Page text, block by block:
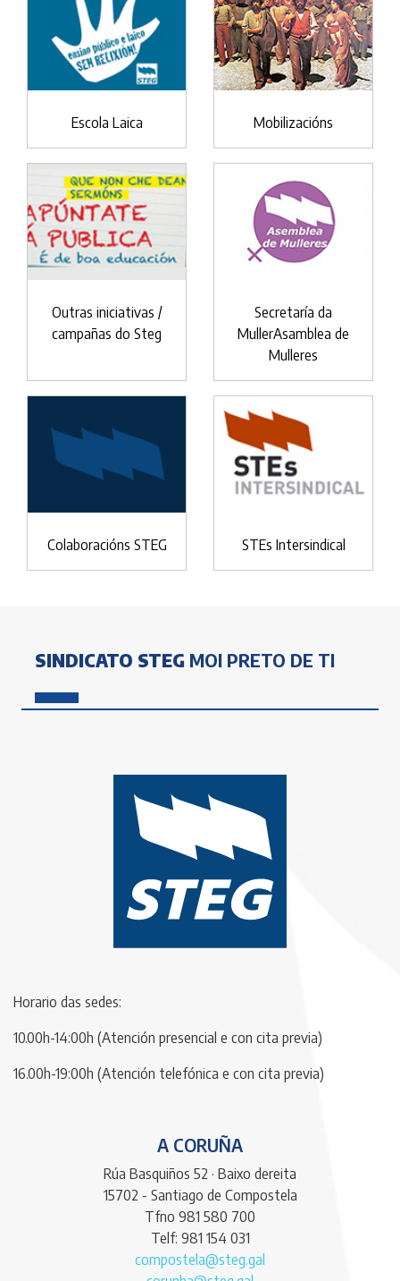
Escola Laica Mobilizacións
Outras iniciativas /
campañas do Steg
Secretaría da
MullerAsamblea de
Mulleres
Colaboracións STEG STEs Intersindical
SINDICATO STEG MOI PRETO DE TI
Horario das sedes:
10.00h-14:00h (Atención presencial e con cita previa)
16.00h-19:00h (Atención telefónica e con cita previa)
A CORUÑA
Rúa Basquiños 52 · Baixo dereita
15702 - Santiago de Compostela
Tfno 981 580 700
Telf: 981 154 031
compostela@steg.gal